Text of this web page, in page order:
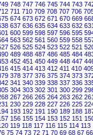
748 747 746 745 744 743
711 710 709 708 707 706
674 673 672 671 670 669
637 636 635 634 633 632
600 599 598 597 596 595
563 562 561 560 559 558
526 525 524 523 522 521
489 488 487 486 485 484
452 451 450 449 448 447
415 414 413 412 411 410
378 377 376 375 374 373
341 340 339 338 337 336
304 303 302 301 300 299
267 266 265 264 263 262
230 229 228 227 226 225
193 192 191 190 189 188
156 155 154 153 152 151
119 118 117 116 115 114 113
75 74 73 72 71 70 69 68 67 66